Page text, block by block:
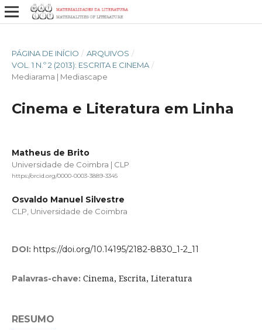
PÁGINA DE INÍCIO / ARQUIVOS /
VOL. 1 N.º 2 (2013): ESCRITA E CINEMA /
Mediarama | Mediascape
Cinema e Literatura em Linha
Matheus de Brito
Universidade de Coimbra | CLP
https://orcid.org/0000-0003-3889-3345
Osvaldo Manuel Silvestre
CLP, Universidade de Coimbra
DOI: https://doi.org/10.14195/2182-8830_1-2_11
Palavras-chave: Cinema, Escrita, Literatura
RESUMO